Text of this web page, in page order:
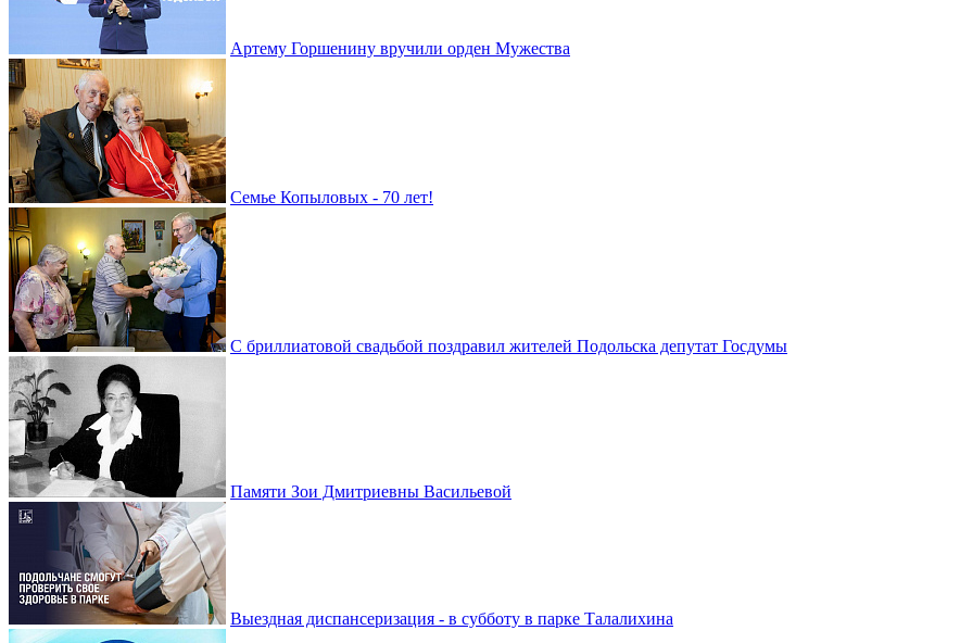
Артему Горшенину вручили орден Мужества
Семье Копыловых - 70 лет!
С бриллиатовой свадьбой поздравил жителей Подольска депутат Госдумы
Памяти Зои Дмитриевны Васильевой
Выездная диспансеризация - в субботу в парке Талалихина